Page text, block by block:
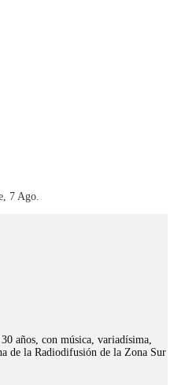
7 Ago.
años, con música, variadísima,
de la Radiodifusión de la Zona Sur